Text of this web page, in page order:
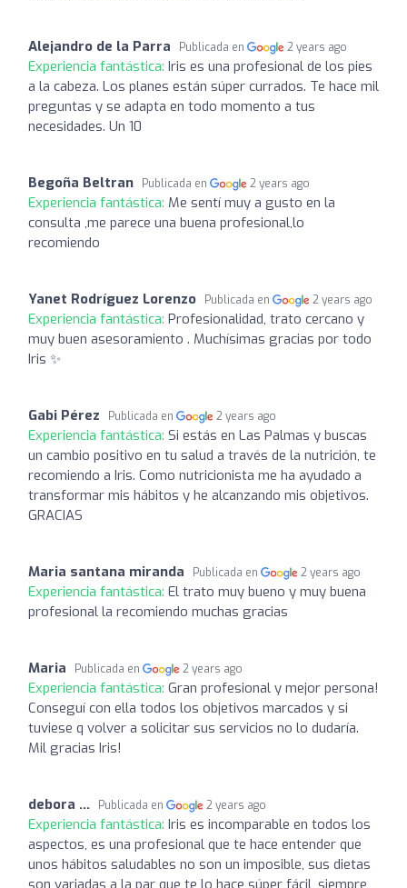
Alejandro de la Parra Publicada en 2 years ago
Experiencia fantástica: Iris es una profesional de los pies
a la cabeza. Los planes están súper currados. Te hace mil
preguntas y se adapta en todo momento a tus
necesidades. Un 10
Begoña Beltran Publicada en 2 years ago
Experiencia fantástica: Me sentí muy a gusto en la
consulta ,me parece una buena profesional,lo
recomiendo
Yanet Rodríguez Lorenzo Publicada en 2 years ago
Experiencia fantástica: Profesionalidad, trato cercano y
muy buen asesoramiento . Muchísimas gracias por todo
Iris ✨
Gabi Pérez Publicada en 2 years ago
Experiencia fantástica: Si estás en Las Palmas y buscas
un cambio positivo en tu salud a través de la nutrición, te
recomiendo a Iris. Como nutricionista me ha ayudado a
transformar mis hábitos y he alcanzando mis objetivos.
GRACIAS
Maria santana miranda Publicada en 2 years ago
Experiencia fantástica: El trato muy bueno y muy buena
profesional la recomiendo muchas gracias
Maria Publicada en 2 years ago
Experiencia fantástica: Gran profesional y mejor persona!
Conseguí con ella todos los objetivos marcados y si
tuviese q volver a solicitar sus servicios no lo dudaría.
Mil gracias Iris!
debora ... Publicada en 2 years ago
Experiencia fantástica: Iris es incomparable en todos los
aspectos, es una profesional que te hace entender que
unos hábitos saludables no son un imposible, sus dietas
son variadas a la par que te lo hace súper fácil, siempre